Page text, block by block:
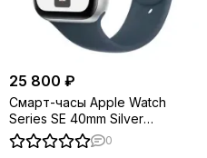
25 800 ₽
Смарт-часы Apple Watch
Series SE 40mm Silver
Aluminium S/M (2023) MRE13
0